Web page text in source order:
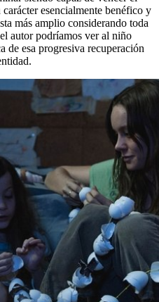
esencialmente benéfico y
más amplio considerando toda
autor podríamos ver al niño
de esa progresiva recuperación